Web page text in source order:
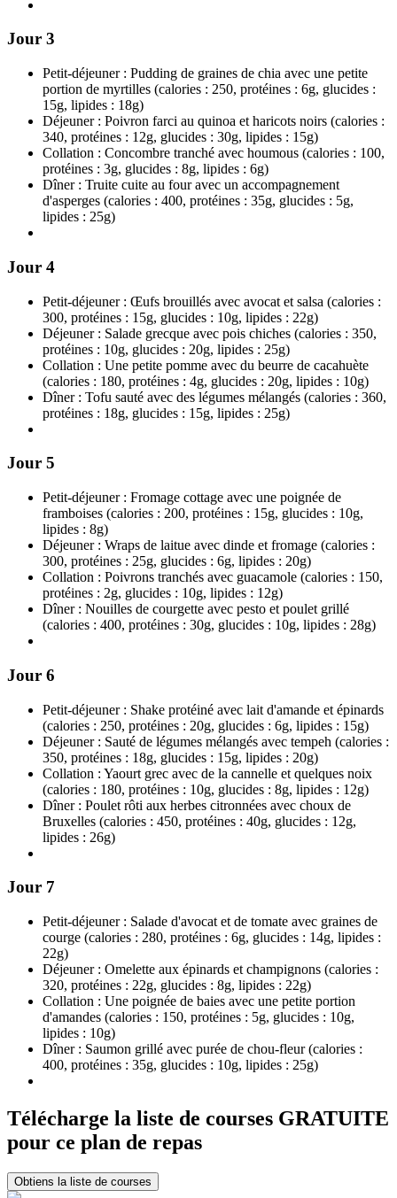
Jour 3
Petit-déjeuner : Pudding de graines de chia avec une petite
portion de myrtilles (calories : 250, protéines : 6g, glucides :
15g, lipides : 18g)
Déjeuner : Poivron farci au quinoa et haricots noirs (calories :
340, protéines : 12g, glucides : 30g, lipides : 15g)
Collation : Concombre tranché avec houmous (calories : 100,
protéines : 3g, glucides : 8g, lipides : 6g)
Dîner : Truite cuite au four avec un accompagnement
d'asperges (calories : 400, protéines : 35g, glucides : 5g,
lipides : 25g)
Jour 4
Petit-déjeuner : Œufs brouillés avec avocat et salsa (calories :
300, protéines : 15g, glucides : 10g, lipides : 22g)
Déjeuner : Salade grecque avec pois chiches (calories : 350,
protéines : 10g, glucides : 20g, lipides : 25g)
Collation : Une petite pomme avec du beurre de cacahuète
(calories : 180, protéines : 4g, glucides : 20g, lipides : 10g)
Dîner : Tofu sauté avec des légumes mélangés (calories : 360,
protéines : 18g, glucides : 15g, lipides : 25g)
Jour 5
Petit-déjeuner : Fromage cottage avec une poignée de
framboises (calories : 200, protéines : 15g, glucides : 10g,
lipides : 8g)
Déjeuner : Wraps de laitue avec dinde et fromage (calories :
300, protéines : 25g, glucides : 6g, lipides : 20g)
Collation : Poivrons tranchés avec guacamole (calories : 150,
protéines : 2g, glucides : 10g, lipides : 12g)
Dîner : Nouilles de courgette avec pesto et poulet grillé
(calories : 400, protéines : 30g, glucides : 10g, lipides : 28g)
Jour 6
Petit-déjeuner : Shake protéiné avec lait d'amande et épinards
(calories : 250, protéines : 20g, glucides : 6g, lipides : 15g)
Déjeuner : Sauté de légumes mélangés avec tempeh (calories :
350, protéines : 18g, glucides : 15g, lipides : 20g)
Collation : Yaourt grec avec de la cannelle et quelques noix
(calories : 180, protéines : 10g, glucides : 8g, lipides : 12g)
Dîner : Poulet rôti aux herbes citronnées avec choux de
Bruxelles (calories : 450, protéines : 40g, glucides : 12g,
lipides : 26g)
Jour 7
Petit-déjeuner : Salade d'avocat et de tomate avec graines de
courge (calories : 280, protéines : 6g, glucides : 14g, lipides :
22g)
Déjeuner : Omelette aux épinards et champignons (calories :
320, protéines : 22g, glucides : 8g, lipides : 22g)
Collation : Une poignée de baies avec une petite portion
d'amandes (calories : 150, protéines : 5g, glucides : 10g,
lipides : 10g)
Dîner : Saumon grillé avec purée de chou-fleur (calories :
400, protéines : 35g, glucides : 10g, lipides : 25g)
Télécharge la liste de courses GRATUITE
pour ce plan de repas
Obtiens la liste de courses